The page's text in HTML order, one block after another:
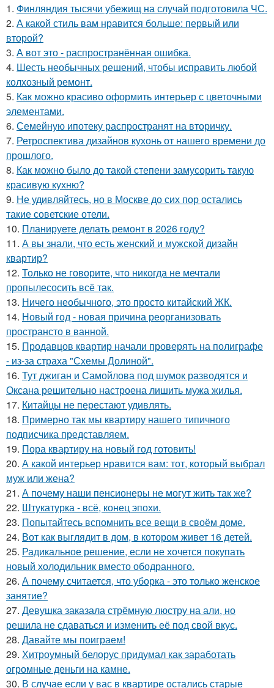
1. Финляндия тысячи убежищ на случай подготовила ЧС.
2. А какой стиль вам нравится больше: первый или
второй?
3. А вот это - распространённая ошибка.
4. Шесть необычных решений, чтобы исправить любой
колхозный ремонт.
5. Как можно красиво оформить интерьер с цветочными
элементами.
6. Семейную ипотеку распространят на вторичку.
7. Ретроспектива дизайнов кухонь от нашего времени до
прошлого.
8. Как можно было до такой степени замусорить такую
красивую кухню?
9. Не удивляйтесь, но в Москве до сих пор остались
такие советские отели.
10. Планируете делать ремонт в 2026 году?
11. А вы знали, что есть женский и мужской дизайн
квартир?
12. Только не говорите, что никогда не мечтали
пропылесосить всё так.
13. Ничего необычного, это просто китайский ЖК.
14. Новый год - новая причина реорганизовать
пространсто в ванной.
15. Продавцов квартир начали проверять на полиграфе
- из-за страха "Схемы Долиной".
16. Тут джиган и Самойлова под шумок разводятся и
Оксана решительно настроена лишить мужа жилья.
17. Китайцы не перестают удивлять.
18. Примерно так мы квартиру нашего типичного
подписчика представляем.
19. Пора квартиру на новый год готовить!
20. А какой интерьер нравится вам: тот, который выбрал
муж или жена?
21. А почему наши пенсионеры не могут жить так же?
22. Штукатурка - всё, конец эпохи.
23. Попытайтесь вспомнить все вещи в своём доме.
24. Вот как выглядит в дом, в котором живет 16 детей.
25. Радикальное решение, если не хочется покупать
новый холодильник вместо ободранного.
26. А почему считается, что уборка - это только женское
занятие?
27. Девушка заказала стрёмную люстру на али, но
решила не сдаваться и изменить её под свой вкус.
28. Давайте мы поиграем!
29. Хитроумный белорус придумал как заработать
огромные деньги на камне.
30. В случае если у вас в квартире остались старые